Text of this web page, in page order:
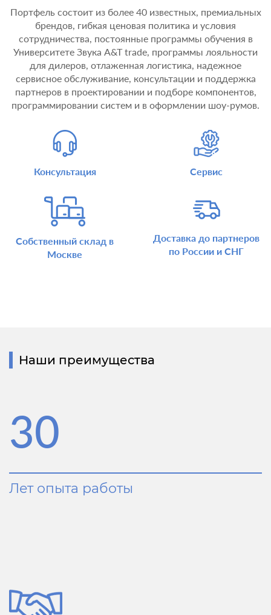
Портфель состоит из более 40 известных, премиальных
брендов, гибкая ценовая политика и условия
сотрудничества, постоянные программы обучения в
Университете Звука A&T trade, программы лояльности
для дилеров, отлаженная логистика, надежное
сервисное обслуживание, консультации и поддержка
партнеров в проектировании и подборе компонентов,
программировании систем и в оформлении шоу-румов.
Консультация Сервис
Собственный склад в
Москве
Доставка до партнеров
по России и СНГ
Наши преимущества
30
Лет опыта работы